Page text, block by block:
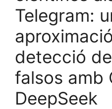
Telegram:
detecció
falsos amb
DeepSeek